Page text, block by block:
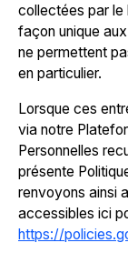
collectées par le
façon unique
ne permettent
en particulier.
Lorsque ces
via notre
Personnelles
présente
renvoyons ainsi
accessibles ici
https://